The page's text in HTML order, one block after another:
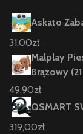
Askato
31,00zł
Malplay
Brązowy
49,90zł
QSMART
319,00zł